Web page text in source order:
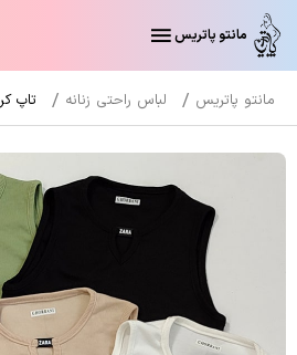
مانتو پاتریس
مانتو پاتریس لباس راحتی زنانه تاپ کراپ